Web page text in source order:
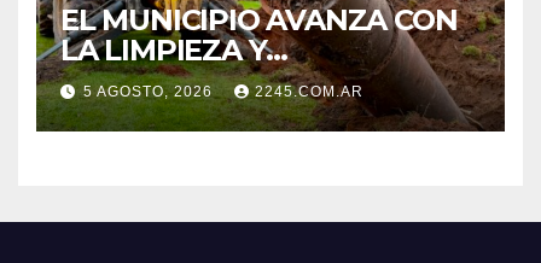
EL MUNICIPIO AVANZA CON
LA LIMPIEZA Y
MANTENIMIENTO DE
DESAGÜES
5 AGOSTO, 2026 2245.COM.AR